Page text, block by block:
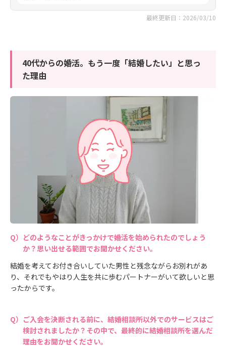
最終更新日：2026/03/10
40代からの婚活。もう一度「結婚したい」と思っ
た理由
どのようなことがきっかけで婚活を始められたのでしょう
か？思い出せる範囲でお聞かせください。
結婚を考えてお付き合いしていた男性と残念ながらお別れがあ
り、それでもやはり人生を共に歩むパートナーがいて欲しいと思
ったからです。
ご入会を決断される前に、結婚相談所以外でのサービスはご
検討されましたか？その中で、最終的に結婚相談所を選んだ
理由をお聞かせください。